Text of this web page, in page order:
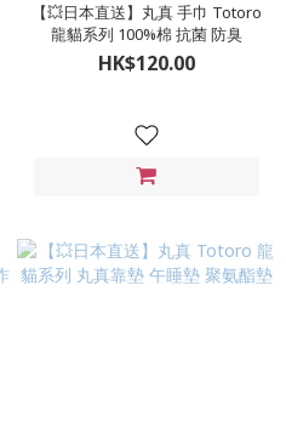
【💥日本直送】丸真 手巾 Totoro
龍貓系列 100%棉 抗菌 防臭
HK$120.00